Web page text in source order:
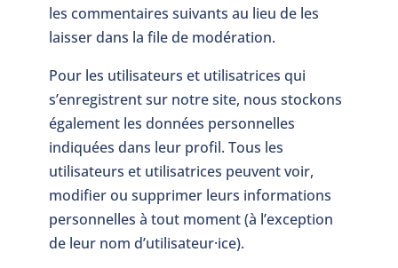
les commentaires suivants au lieu de les
laisser dans la file de modération.
Pour les utilisateurs et utilisatrices qui
s’enregistrent sur notre site, nous stockons
également les données personnelles
indiquées dans leur profil. Tous les
utilisateurs et utilisatrices peuvent voir,
modifier ou supprimer leurs informations
personnelles à tout moment (à l’exception
de leur nom d’utilisateur·ice).